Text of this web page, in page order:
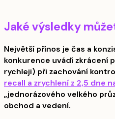
Jaké výsledky
Největší přínos je čas a
konkurence uvádí zkrácení
rychleji) při zachování
recall a zrychlení z 2,5 dne
„jednorázového velkého
obchod a vedení.